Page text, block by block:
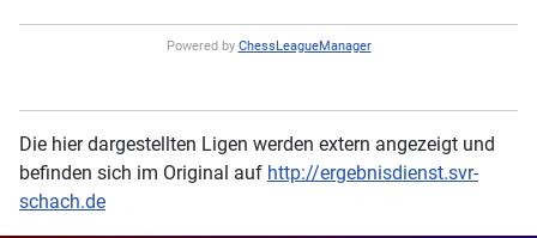
Powered by ChessLeagueManager
Die hier dargestellten Ligen werden extern angezeigt und
befinden sich im Original auf http://ergebnisdienst.svr-
schach.de